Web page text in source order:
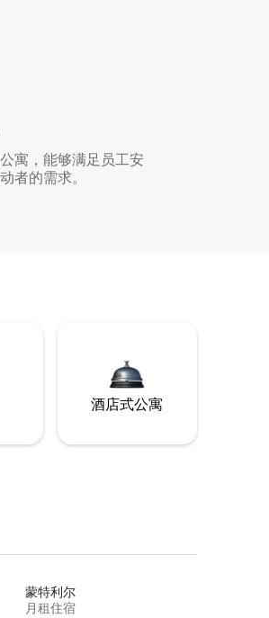
寓，能够满足员工安
者的需求。
酒店式公寓
蒙特利尔
月租住宿